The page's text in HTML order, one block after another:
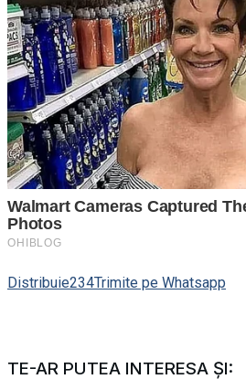
Distribuie234Trimite pe Whatsapp
TE-AR PUTEA INTERESA ȘI: